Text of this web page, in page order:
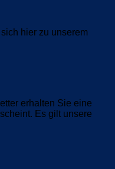
hier zu unserem
erhalten Sie eine
Es gilt unsere